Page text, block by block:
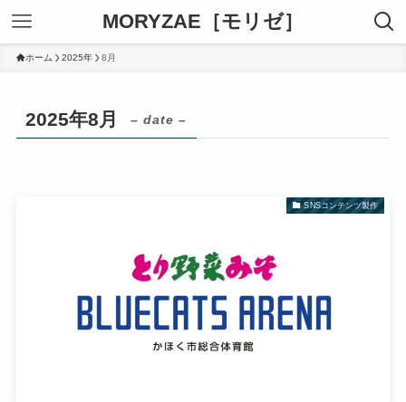
MORYZAE［モリゼ］
ホーム 2025年 8月
2025年8月 – date –
SNSコンテンツ製作